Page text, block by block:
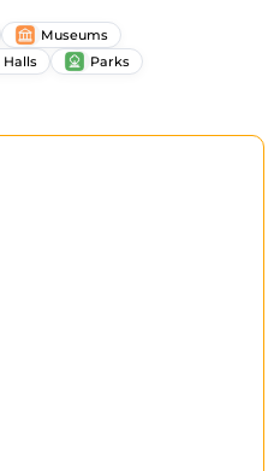
Museums
Halls
Parks